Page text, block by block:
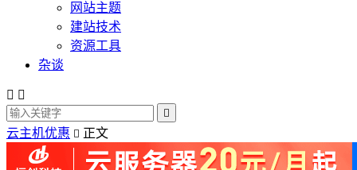
网站主题
建站技术
资源工具
杂谈
 

云主机优惠  正文